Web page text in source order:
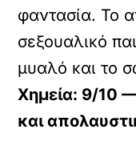
φαντασία. Το
σεξουαλικό
μυαλό και το
Χημεία: 9/10
και